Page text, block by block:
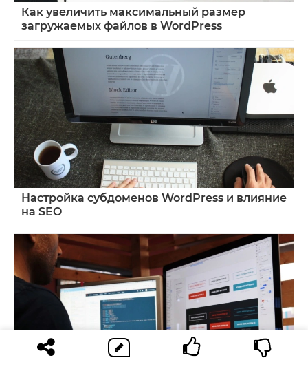
Как увеличить максимальный размер
загружаемых файлов в WordPress
Настройка субдоменов WordPress и влияние
на SEO